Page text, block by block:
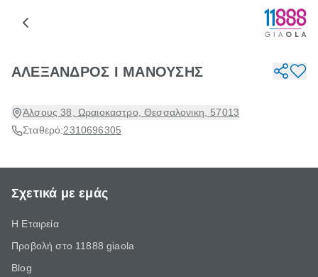
ΑΛΕΞΑΝΔΡΟΣ Ι ΜΑΝΟΥΣΗΣ
Άλσους 38, Ωραιοκαστρο, Θεσσαλονικη, 57013
Σταθερό:2310696305
Σχετικά με εμάς
Η Εταιρεία
Προβολή στο 11888 giaola
Blog